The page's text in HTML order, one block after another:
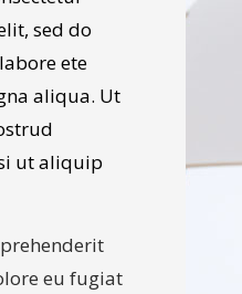
sed do
ete
aliqua. Ut
ut aliquip
eu fugiat